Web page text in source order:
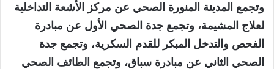
وتجمع المدينة المنورة الصحي عن مركز الأشعة التداخلية
لعلاج المشيمة، وتجمع جدة الصحي الأول عن مبادرة
الفحص والتدخل المبكر للقدم السكرية، وتجمع جدة
الصحي الثاني عن مبادرة سباق، وتجمع الطائف الصحي